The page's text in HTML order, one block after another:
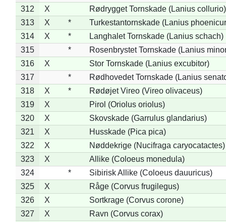
312
X
Rødrygget Tornskade (Lanius collurio)
313
X *
Turkestantornskade (Lanius
314
X *
Langhalet Tornskade (Lanius schach)
315
*
Rosenbrystet Tornskade (Lanius
316
X
Stor Tornskade (Lanius excubitor)
317
*
Rødhovedet Tornskade (Lanius
318
X *
Rødøjet Vireo (Vireo olivaceus)
319
X
Pirol (Oriolus oriolus)
320
X
Skovskade (Garrulus glandarius)
321
X
Husskade (Pica pica)
322
X
Nøddekrige (Nucifraga caryocatactes)
323
X
Allike (Coloeus monedula)
324
*
Sibirisk Allike (Coloeus dauuricus)
325
X
Råge (Corvus frugilegus)
326
X
Sortkrage (Corvus corone)
327
X
Ravn (Corvus corax)